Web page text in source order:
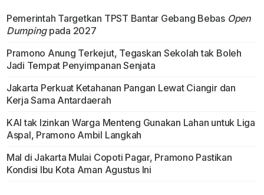
Pemerintah Targetkan TPST Bantar Gebang Bebas Open
Dumpingpada 2027
Pramono Anung Terkejut, Tegaskan Sekolah tak Boleh
Jadi Tempat Penyimpanan Senjata
Jakarta Perkuat Ketahanan Pangan Lewat Ciangir dan
Kerja Sama Antardaerah
KAI tak Izinkan Warga Menteng Gunakan Lahan untuk Liga
Aspal, Pramono Ambil Langkah
Mal di Jakarta Mulai Copoti Pagar, Pramono Pastikan
Kondisi Ibu Kota Aman Agustus Ini